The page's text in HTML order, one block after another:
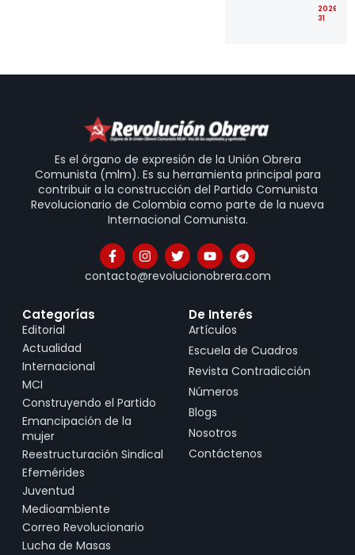
2026-
31
Es el órgano de expresión de la Unión Obrera
Comunista (mlm). Es su herramienta principal para
contribuir a la construcción del Partido Comunista
Revolucionario de Colombia como parte de la nueva
Internacional Comunista.
contacto@revolucionobrera.com
Categorías
Editorial
Actualidad
Internacional
MCI
Construyendo el Partido
Emancipación de la
mujer
Reestructuración Sindical
Efemérides
Juventud
Medioambiente
Correo Revolucionario
Lucha de Masas
De Interés
Artículos
Escuela de Cuadros
Revista Contradicción
Números
Blogs
Nosotros
Contáctenos